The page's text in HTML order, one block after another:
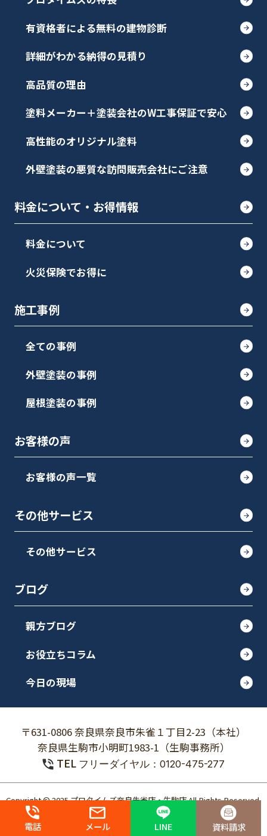
有資格者による無料の建物診断
詳細がわかる納得の見積り
高品質の理由
塗料メーカー＋塗装会社のW工事保証で安心
高性能のオリジナル塗料
外壁塗装の悪質な訪問販売会社にご注意
料金について・お得情報
料金について
火災保険でお得に
施工事例
全ての事例
外壁塗装の事例
屋根塗装の事例
お客様の声
お客様の声一覧
その他サービス
その他サービス
ブログ
親方ブログ
お役立ちコラム
今日の現場
〒631-0806 奈良県奈良市朱雀１丁目2-23（本社）
奈良県生駒市小明町1983-1（生駒事務所）
TEL フリーダイヤル：0120-475-277
Copyright © 2025 プロタイムズ奈良朱雀店・生駒店 All Rights Reserved.
個人情報保護方針
電話 メール LINE 資料請求